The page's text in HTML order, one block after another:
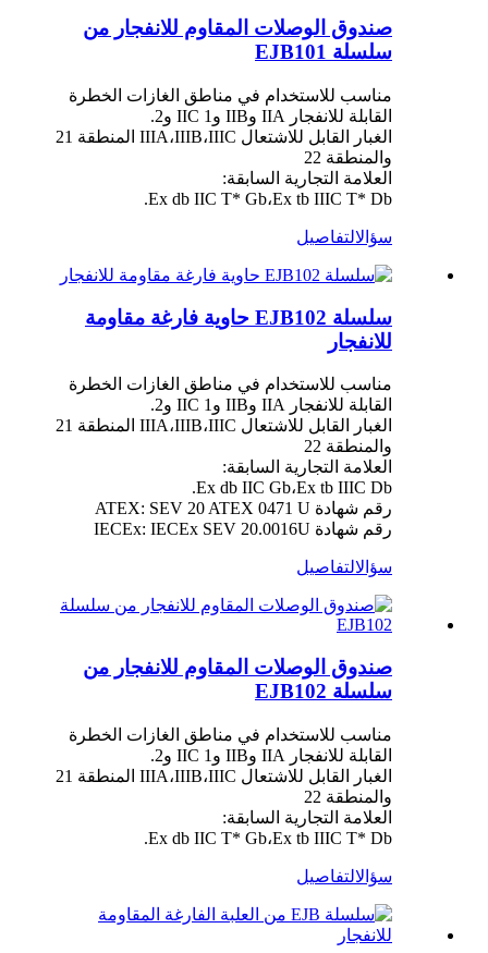
صندوق الوصلات المقاوم للانفجار من
سلسلة EJB101
مناسب للاستخدام في مناطق الغازات الخطرة
القابلة للانفجار IIA وIIB وIIC 1 و2.
الغبار القابل للاشتعال IIIA،IIIB،IIIC المنطقة 21
والمنطقة 22
العلامة التجارية السابقة:
Ex db IIC T* Gb،Ex tb IIIC T* Db.
سؤالالتفاصيل
سلسلة EJB102 حاوية فارغة مقاومة
للانفجار
مناسب للاستخدام في مناطق الغازات الخطرة
القابلة للانفجار IIA وIIB وIIC 1 و2.
الغبار القابل للاشتعال IIIA،IIIB،IIIC المنطقة 21
والمنطقة 22
العلامة التجارية السابقة:
Ex db IIC Gb،Ex tb IIIC Db.
رقم شهادة ATEX: SEV 20 ATEX 0471 U
رقم شهادة IECEx: IECEx SEV 20.0016U
سؤالالتفاصيل
صندوق الوصلات المقاوم للانفجار من
سلسلة EJB102
مناسب للاستخدام في مناطق الغازات الخطرة
القابلة للانفجار IIA وIIB وIIC 1 و2.
الغبار القابل للاشتعال IIIA،IIIB،IIIC المنطقة 21
والمنطقة 22
العلامة التجارية السابقة:
Ex db IIC T* Gb،Ex tb IIIC T* Db.
سؤالالتفاصيل